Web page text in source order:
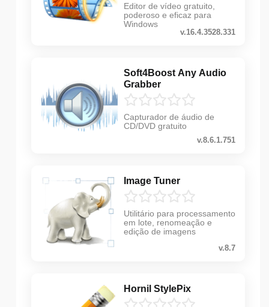
Editor de vídeo gratuito,
poderoso e eficaz para
Windows
v.16.4.3528.331
Soft4Boost Any Audio
Grabber
Capturador de áudio de
CD/DVD gratuito
v.8.6.1.751
Image Tuner
Utilitário para processamento
em lote, renomeação e
edição de imagens
v.8.7
Hornil StylePix